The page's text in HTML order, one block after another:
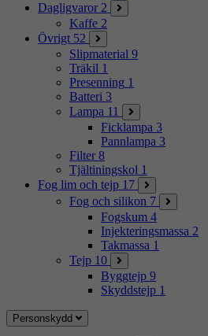
Dagligvaror 2
Kaffe 2
Övrigt 52
Slipmaterial 9
Träkil 1
Presenning 1
Batteri 3
Lampa 11
Ficklampa 3
Pannlampa 3
Filter 8
Tjältiningskol 1
Fog lim och tejp 17
Fog och silikon 7
Fogskum 4
Injekteringsmassa 2
Takmassa 1
Tejp 10
Byggtejp 9
Skyddstejp 1
Personskydd